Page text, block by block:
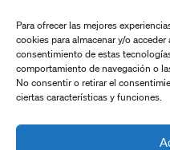
Para ofrecer las mejores
cookies para almacenar y/o
consentimiento de estas
comportamiento de navegación o
No consentir o retirar el
ciertas características y funciones.
Hidróxido
Cáceres.